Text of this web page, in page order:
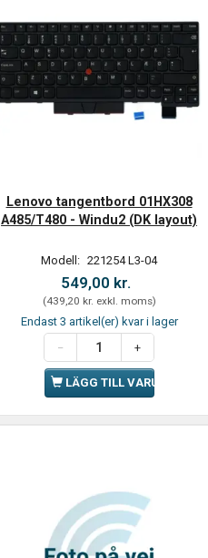
Lenovo tangentbord 01HX308
A485/T480 - Windu2 (DK layout)
Modell: 221254 L3-04
549,00 kr.
(439,20 kr. exkl. moms)
Endast 3 artikel(er) kvar i lager
LÄGG TILL VARUKORGEN